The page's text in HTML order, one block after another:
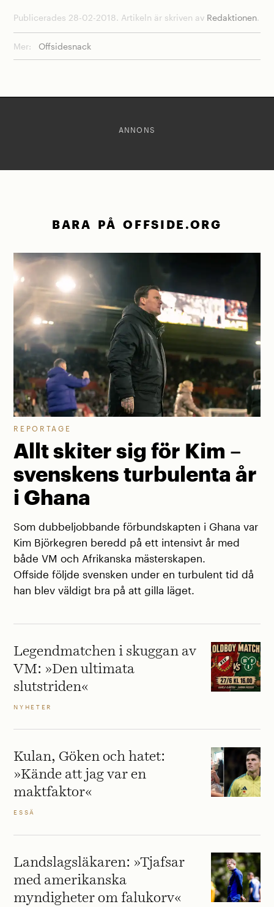
Publicerades 28-02-2018. Artikeln är skriven av Redaktionen.
Mer: Offsidesnack
ANNONS
BARA PÅ OFFSIDE.ORG
REPORTAGE
Allt skiter sig för Kim –
svenskens turbulenta år
i Ghana
Som dubbeljobbande förbundskapten i Ghana var
Kim Björkegren beredd på ett intensivt år med
både VM och Afrikanska mästerskapen.
Offside följde svensken under en turbulent tid då
han blev väldigt bra på att gilla läget.
Legendmatchen i skuggan av
VM: »Den ultimata
slutstriden«
NYHETER
Kulan, Göken och hatet:
»Kände att jag var en
maktfaktor«
ESSÄ
Landslagsläkaren: »Tjafsar
med amerikanska
myndigheter om falukorv«